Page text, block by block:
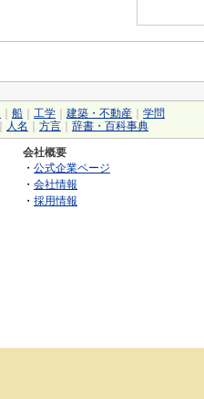
船 工学 建築・不動産
学問
人名 方言 辞書・百科事典
会社概要
・ 公式企業ページ
・ 会社情報
・ 採用情報